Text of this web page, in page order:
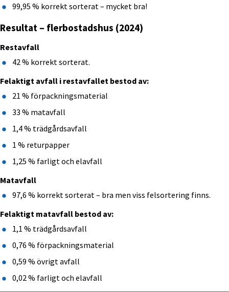
99,95 % korrekt sorterat – mycket bra!
Resultat – flerbostadshus (2024)
Restavfall
42 % korrekt sorterat.
Felaktigt avfall i restavfallet bestod av:
21 % förpackningsmaterial
33 % matavfall
1,4 % trädgårdsavfall
1 % returpapper
1,25 % farligt och elavfall
Matavfall
97,6 % korrekt sorterat – bra men viss felsortering finns.
Felaktigt matavfall bestod av:
1,1 % trädgårdsavfall
0,76 % förpackningsmaterial
0,59 % övrigt avfall
0,02 % farligt och elavfall